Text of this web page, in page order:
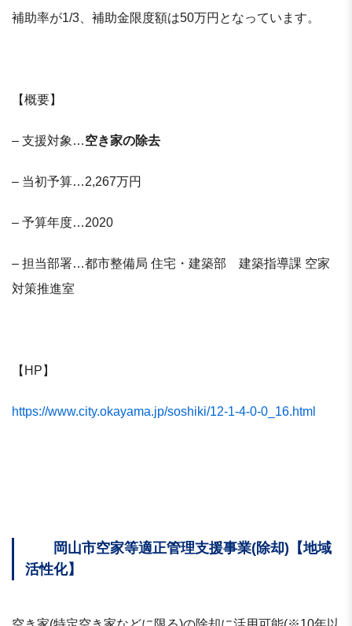
補助率が1/3、補助金限度額は50万円となっています。
【概要】
– 支援対象…空き家の除去
– 当初予算…2,267万円
– 予算年度…2020
– 担当部署…都市整備局 住宅・建築部 建築指導課 空家
対策推進室
【HP】
https://www.city.okayama.jp/soshiki/12-1-4-0-0_16.html
岡山市空家等適正管理支援事業(除却)【地域
活性化】